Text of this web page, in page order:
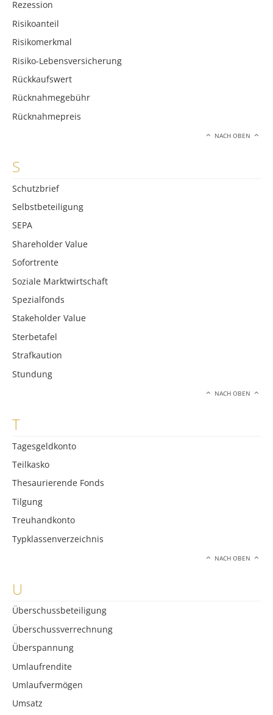
Rezession
Risikoanteil
Risikomerkmal
Risiko-Lebensversicherung
Rückkaufswert
Rücknahmegebühr
Rücknahmepreis
NACH OBEN
S
Schutzbrief
Selbstbeteiligung
SEPA
Shareholder Value
Sofortrente
Soziale Marktwirtschaft
Spezialfonds
Stakeholder Value
Sterbetafel
Strafkaution
Stundung
NACH OBEN
T
Tagesgeldkonto
Teilkasko
Thesaurierende Fonds
Tilgung
Treuhandkonto
Typklassenverzeichnis
NACH OBEN
U
Überschussbeteiligung
Überschussverrechnung
Überspannung
Umlaufrendite
Umlaufvermögen
Umsatz